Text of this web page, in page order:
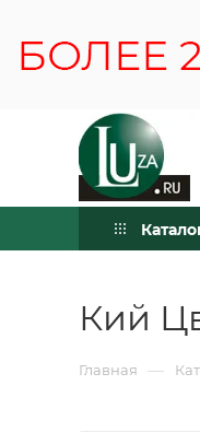
Кий
Главная —